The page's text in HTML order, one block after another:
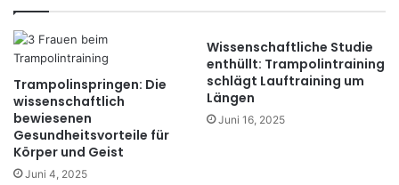
Trampolinspringen: Die
wissenschaftlich
bewiesenen
Gesundheitsvorteile für
Körper und Geist
Juni 4, 2025
Wissenschaftliche Studie
enthüllt: Trampolintraining
schlägt Lauftraining um
Längen
Juni 16, 2025